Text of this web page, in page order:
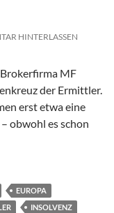
HINTERLASSEN
MF
der Ermittler.
erst etwa eine
obwohl es schon
seit Lehman:
EUROPA
INSOLVENZ